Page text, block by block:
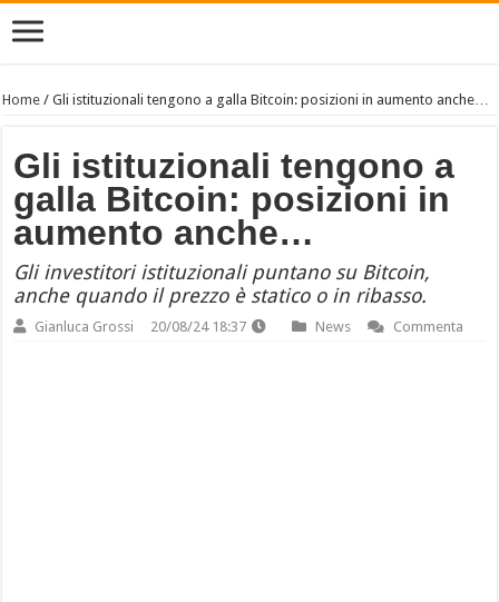
Home /Gli istituzionali tengono a galla Bitcoin: posizioni in aumento anche…
Gli istituzionali tengono a
galla Bitcoin: posizioni in
aumento anche…
Gli investitori istituzionali puntano su Bitcoin,
anche quando il prezzo è statico o in ribasso.
Gianluca Grossi 20/08/24 18:37 News Commenta